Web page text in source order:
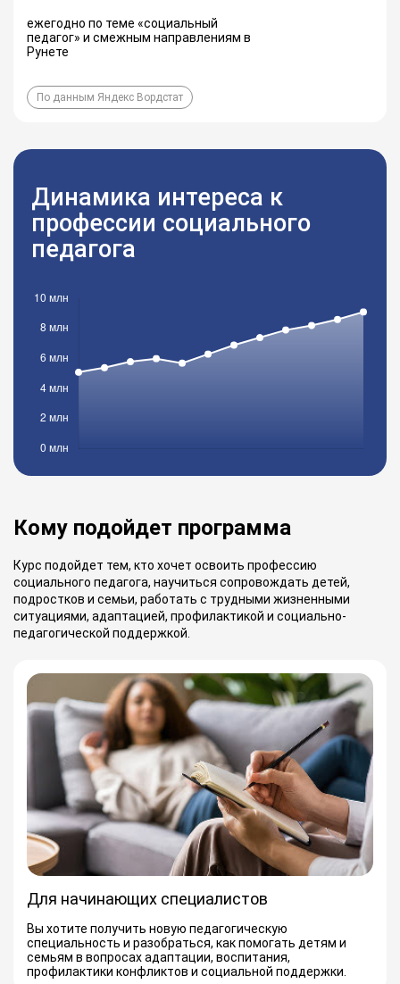
ежегодно по теме «социальный
педагог» и смежным направлениям в
Рунете
По данным Яндекс Вордстат
Динамика интереса к
профессии социального
педагога
Кому подойдет программа
Курс подойдет тем, кто хочет освоить профессию
социального педагога, научиться сопровождать детей,
подростков и семьи, работать с трудными жизненными
ситуациями, адаптацией, профилактикой и социально-
педагогической поддержкой.
Для начинающих специалистов
Вы хотите получить новую педагогическую
специальность и разобраться, как помогать детям и
семьям в вопросах адаптации, воспитания,
профилактики конфликтов и социальной поддержки.